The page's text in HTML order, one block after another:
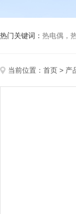
热门关键词： 热电偶，
当前位置： 首页 > 产